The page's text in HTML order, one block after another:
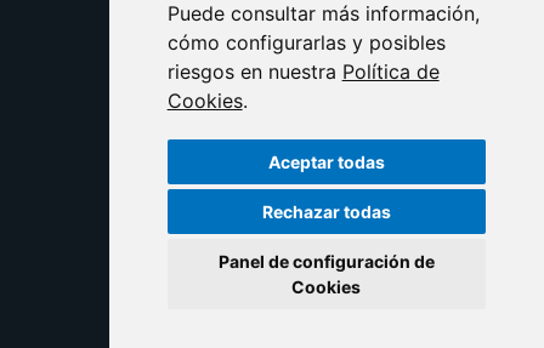
Puede consultar más información,
cómo configurarlas y posibles
riesgos en nuestra Política de
Cookies.
Aceptar todas
Rechazar todas
Panel de configuración de
Cookies